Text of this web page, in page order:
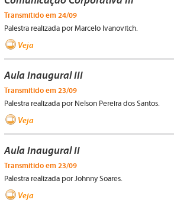
Transmitido em 24/09
Palestra realizada por Marcelo Ivanovitch.
Veja
Aula Inaugural III
Transmitido em 23/09
Palestra realizada por Nelson Pereira dos Santos.
Veja
Aula Inaugural II
Transmitido em 23/09
Palestra realizada por Johnny Soares.
Veja